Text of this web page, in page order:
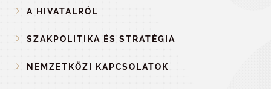
A HIVATALRÓL
SZAKPOLITIKA ÉS STRATÉGIA
NEMZETKÖZI KAPCSOLATOK